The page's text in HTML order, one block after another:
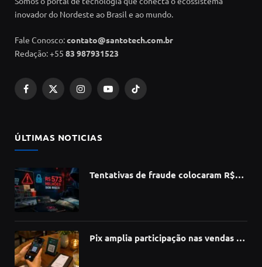
inovador do Nordeste ao Brasil e ao mundo.
Fale Conosco:contato@santotech.com.br
Redação: +55 83 987931523
Facebook
X
InstagramYouTubeTikTok
ÚLTIMAS NOTICIAS
Tentativas de fraude colocaram R$
Pix amplia participação nas vendas de